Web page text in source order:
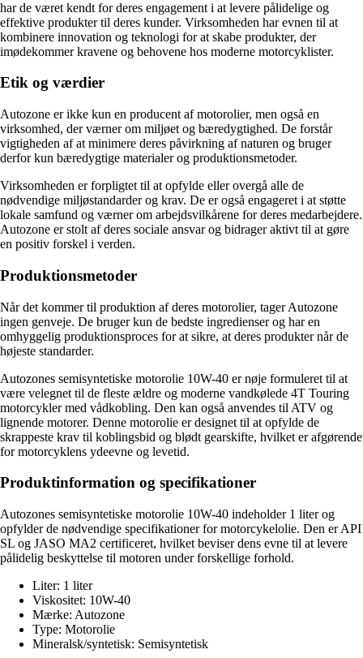
har de været kendt for deres engagement i at levere pålidelige og
effektive produkter til deres kunder. Virksomheden har evnen til at
kombinere innovation og teknologi for at skabe produkter, der
imødekommer kravene og behovene hos moderne motorcyklister.
Etik og værdier
Autozone er ikke kun en producent af motorolier, men også en
virksomhed, der værner om miljøet og bæredygtighed. De forstår
vigtigheden af at minimere deres påvirkning af naturen og bruger
derfor kun bæredygtige materialer og produktionsmetoder.
Virksomheden er forpligtet til at opfylde eller overgå alle de
nødvendige miljøstandarder og krav. De er også engageret i at støtte
lokale samfund og værner om arbejdsvilkårene for deres medarbejdere.
Autozone er stolt af deres sociale ansvar og bidrager aktivt til at gøre
en positiv forskel i verden.
Produktionsmetoder
Når det kommer til produktion af deres motorolier, tager Autozone
ingen genveje. De bruger kun de bedste ingredienser og har en
omhyggelig produktionsproces for at sikre, at deres produkter når de
højeste standarder.
Autozones semisyntetiske motorolie 10W-40 er nøje formuleret til at
være velegnet til de fleste ældre og moderne vandkølede 4T Touring
motorcykler med vådkobling. Den kan også anvendes til ATV og
lignende motorer. Denne motorolie er designet til at opfylde de
skrappeste krav til koblingsbid og blødt gearskifte, hvilket er afgørende
for motorcyklens ydeevne og levetid.
Produktinformation og specifikationer
Autozones semisyntetiske motorolie 10W-40 indeholder 1 liter og
opfylder de nødvendige specifikationer for motorcykelolie. Den er API
SL og JASO MA2 certificeret, hvilket beviser dens evne til at levere
pålidelig beskyttelse til motoren under forskellige forhold.
Liter: 1 liter
Viskositet: 10W-40
Mærke: Autozone
Type: Motorolie
Mineralsk/syntetisk: Semisyntetisk